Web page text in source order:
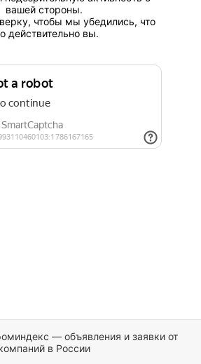
вашей стороны.
чтобы мы убедились, что
действительно вы.
— объявления и заявки от
в России